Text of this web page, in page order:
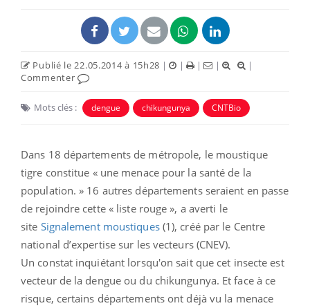
Publié le 22.05.2014 à 15h28 | | | |
|
Commenter
Mots clés : dengue chikungunya CNTBio
Dans 18 départements de métropole, le moustique
tigre constitue « une menace pour la santé de la
population. » 16 autres départements seraient en passe
de rejoindre cette « liste rouge », a averti le
site Signalement moustiques(1), créé par le Centre
national d’expertise sur les vecteurs (CNEV).
Un constat inquiétant lorsqu'on sait que cet insecte est
vecteur de la dengue ou du chikungunya. Et face à ce
risque, certains départements ont déjà vu la menace